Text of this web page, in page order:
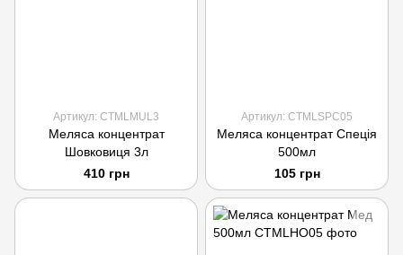
Артикул: CTMLMUL3
Меляса концентрат
Шовковиця 3л
410 грн
Артикул: CTMLSPC05
Меляса концентрат Спеція
500мл
105 грн